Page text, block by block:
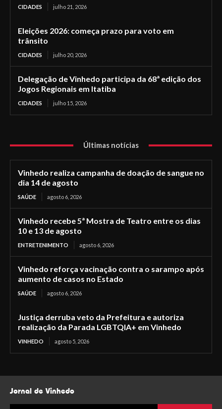
CIDADES julho 21, 2026
Eleições 2026: começa prazo para voto em
trânsito
CIDADES julho 20, 2026
Delegação de Vinhedo participa da 68ª edição dos
Jogos Regionais em Itatiba
CIDADES julho 15, 2026
Últimas notícias
Vinhedo realiza campanha de doação de sangue no
dia 14 de agosto
SAÚDE agosto 6, 2026
Vinhedo recebe 5ª Mostra de Teatro entre os dias
10 e 13 de agosto
ENTRETENIMENTO agosto 6, 2026
Vinhedo reforça vacinação contra o sarampo após
aumento de casos no Estado
SAÚDE agosto 6, 2026
Justiça derruba veto da Prefeitura e autoriza
realização da Parada LGBTQIA+ em Vinhedo
VINHEDO agosto 5, 2026
Jornal de Vinhedo